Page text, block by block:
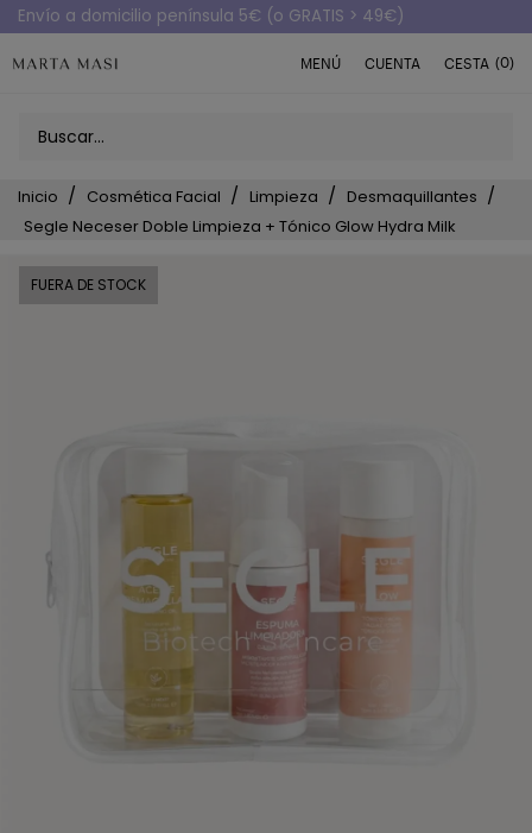
Envío a domicilio península 5€ (o GRATIS > 49€)
MENÚ CUENTA CESTA (0)
Inicio Cosmética Facial Limpieza
Desmaquillantes
Segle Neceser Doble Limpieza + Tónico Glow Hydra Milk
FUERA DE STOCK